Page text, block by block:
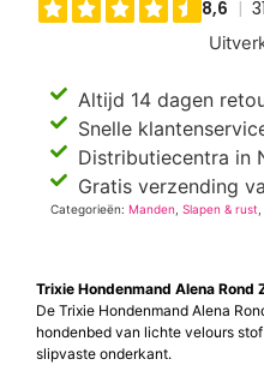
Altijd 14 dagen
Snelle
Distributiecentra in
Gratis verzending
Categorieën:Manden ,Slapen & rust
Trixie Hondenmand Alena Rond
De Trixie Hondenmand Alena
hondenbed van lichte velours
slipvaste onderkant.